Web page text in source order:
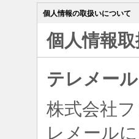
個人情報の取扱いについて
個人情報
テレメー
株式会社
レメール